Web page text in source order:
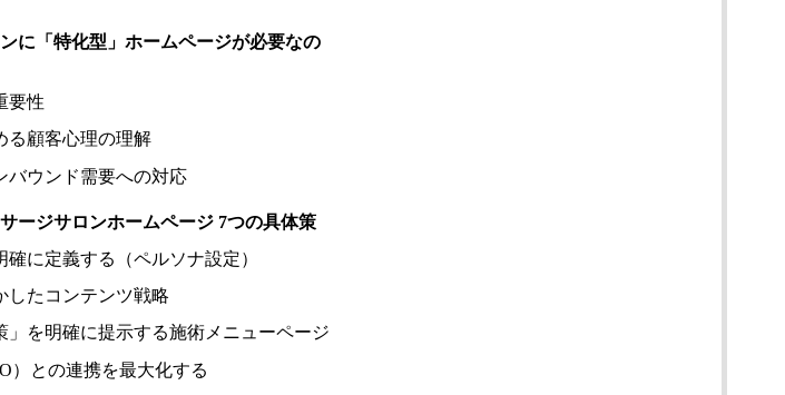
に「特化型」ホームページが必要なの
要性
る顧客心理の理解
バウンド需要への対応
ージサロンホームページ 7つの具体策
に定義する（ペルソナ設定）
したコンテンツ戦略
」を明確に提示する施術メニューページ
）との連携を最大化する